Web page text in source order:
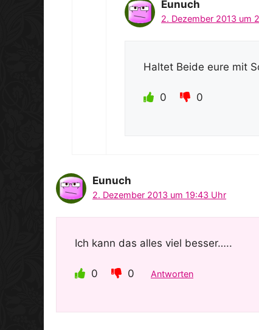
Eunuch
2. Dezember 2013 um
Haltet Beide eure mit
0 0
Eunuch
2. Dezember 2013 um 19:43 Uhr
Ich kann das alles viel besser…..
0 0 Antworten